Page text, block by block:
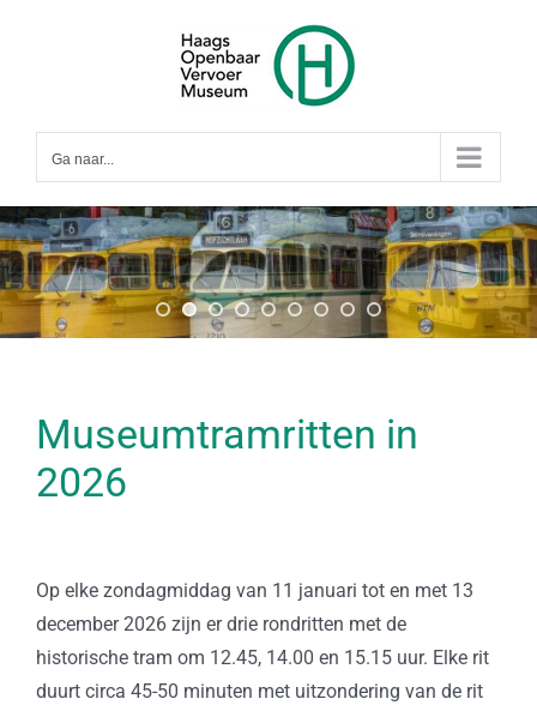
Ga naar...
Museumtramritten in
2026
Op elke zondagmiddag van 11 januari tot en met 13
december 2026 zijn er drie rondritten met de
historische tram om 12.45, 14.00 en 15.15 uur. Elke rit
duurt circa 45-50 minuten met uitzondering van de rit